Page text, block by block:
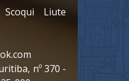
Liute
nº 370 -